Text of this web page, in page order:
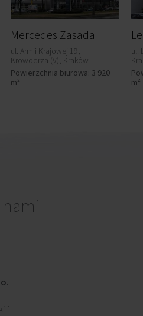
Mercedes Zasada
ul. Armii Krajowej 19,
Krowodrza (V), Kraków
Powierzchnia biurowa: 3 920
m²
ul.
m²
1